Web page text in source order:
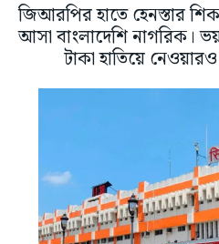
জিআরপির হাতে হেনস্তার
আসা বাংলাদেশি নাগরিক।
টাকা হাতিয়ে